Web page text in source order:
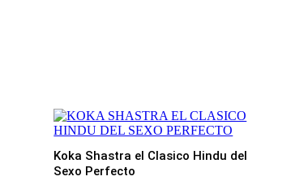
Koka Shastra el Clasico Hindu del
Sexo Perfecto